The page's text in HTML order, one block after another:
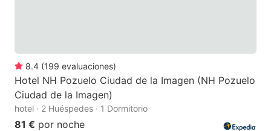
8.4 (199 evaluaciones)
Hotel NH Pozuelo Ciudad de la Imagen (NH Pozuelo
Ciudad de la Imagen)
hotel · 2 Huéspedes · 1 Dormitorio
81 € por noche